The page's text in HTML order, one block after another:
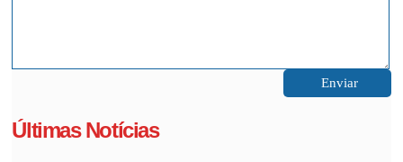
Últimas Notícias